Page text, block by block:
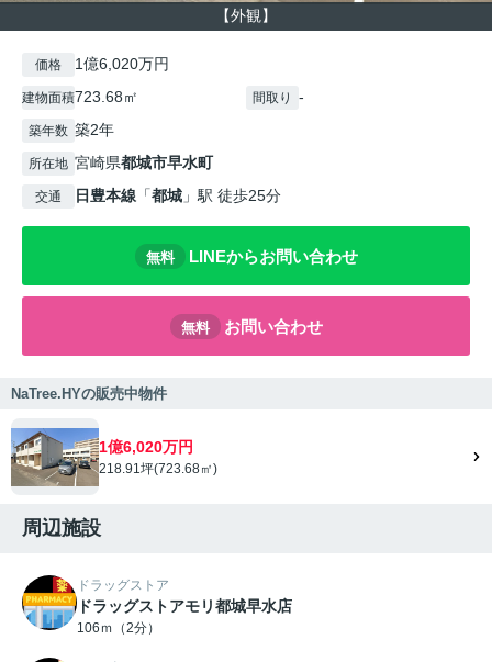
【外観】
価格 1億6,020万円
建物面積723.68㎡ 間取り -
築年数 築2年
所在地 宮崎県都城市早水町
交通 日豊本線 「都城 」駅 徒歩25分
無料 LINEからお問い合わせ
無料 お問い合わせ
NaTree.HYの販売中物件
1億6,020万円
218.91坪(723.68㎡)
周辺施設
ドラッグストア
ドラッグストアモリ都城早水店
106ｍ（2分）